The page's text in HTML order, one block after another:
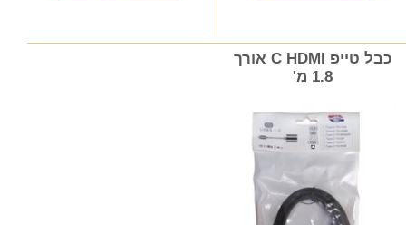
כבל טייפ C HDMI אורך
1.8 מ'